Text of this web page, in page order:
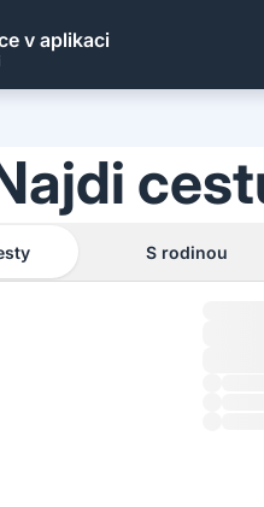
v aplikaci
S rodinou